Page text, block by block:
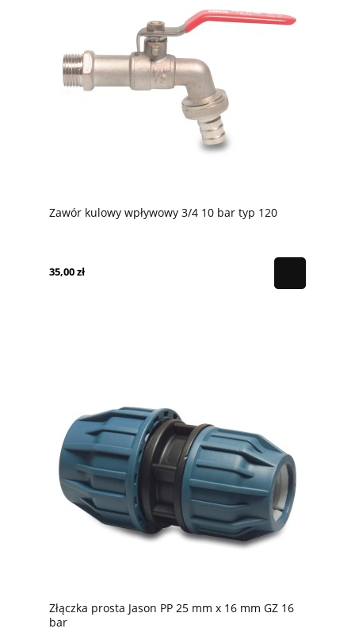
Zawór kulowy wpływowy 3/4 10 bar typ 120
35,00 zł
Złączka prosta Jason PP 25 mm x 16 mm GZ 16
bar